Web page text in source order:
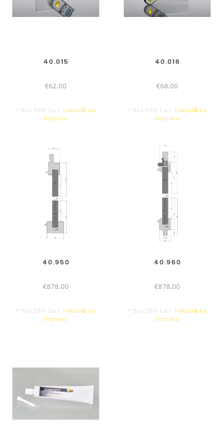
40.015
€62,00
* Bez DPH Excl. nákladů na
dopravu
40.016
€68,00
* Bez DPH Excl. nákladů na
dopravu
40.950
€878,00
* Bez DPH Excl. nákladů na
dopravu
40.960
€878,00
* Bez DPH Excl. nákladů na
dopravu